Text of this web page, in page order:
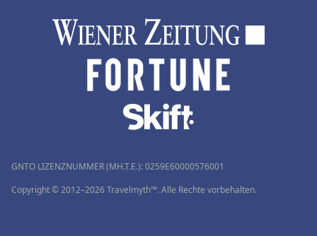
GNTO LIZENZNUMMER (MH.T.E.): 0259Ε60000576001
Copyright © 2012–2026 Travelmyth™. Alle Rechte vorbehalten.